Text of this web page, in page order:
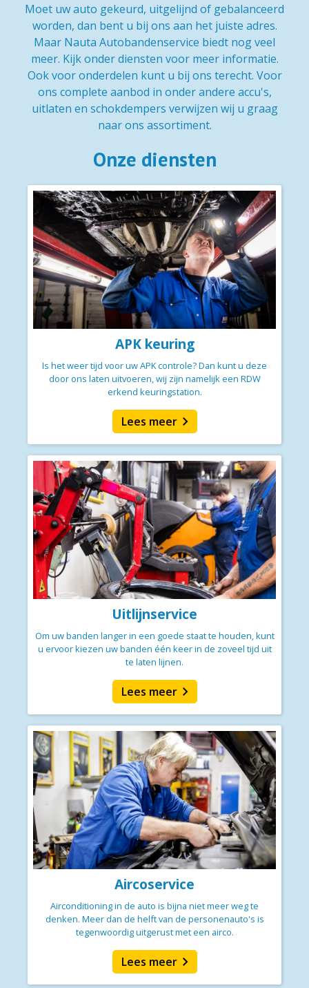
Moet uw auto gekeurd, uitgelijnd of gebalanceerd
worden, dan bent u bij ons aan het juiste adres.
Maar Nauta Autobandenservice biedt nog veel
meer. Kijk onder diensten voor meer informatie.
Ook voor onderdelen kunt u bij ons terecht. Voor
ons complete aanbod in onder andere accu's,
uitlaten en schokdempers verwijzen wij u graag
naar ons assortiment.
Onze diensten
APK keuring
Is het weer tijd voor uw APK controle? Dan kunt u deze
door ons laten uitvoeren, wij zijn namelijk een RDW
erkend keuringstation.
Lees meerchevron_right
Uitlijnservice
Om uw banden langer in een goede staat te houden, kunt
u ervoor kiezen uw banden één keer in de zoveel tijd uit
te laten lijnen.
Lees meerchevron_right
Aircoservice
Airconditioning in de auto is bijna niet meer weg te
denken. Meer dan de helft van de personenauto's is
tegenwoordig uitgerust met een airco.
Lees meerchevron_right